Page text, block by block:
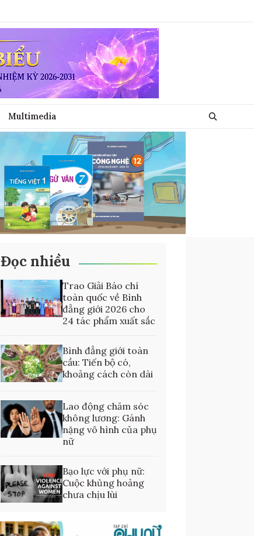
Multimedia
Đọc nhiều
Trao Giải Báo chí
toàn quốc về Bình
đẳng giới 2026 cho
24 tác phẩm xuất sắc
Bình đẳng giới toàn
cầu: Tiến bộ có,
khoảng cách còn dài
Lao động chăm sóc
không lương: Gánh
nặng vô hình của phụ
nữ
Bạo lực với phụ nữ:
Cuộc khủng hoảng
chưa chịu lùi